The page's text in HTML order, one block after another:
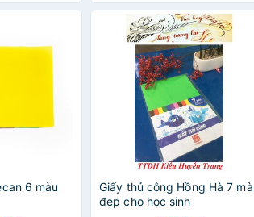
6 màu
Giấy thủ công Hồng Hà 7
đẹp cho học sinh